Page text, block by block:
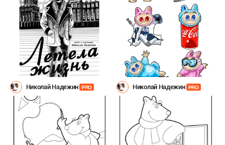
Николай Надежин PRO Николай Надежин PRO